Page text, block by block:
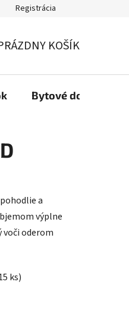
Reklamačný formulár
Registrácia
KOŠÍK
Bytové doplnky
a
výplne
voči oderom
ks)